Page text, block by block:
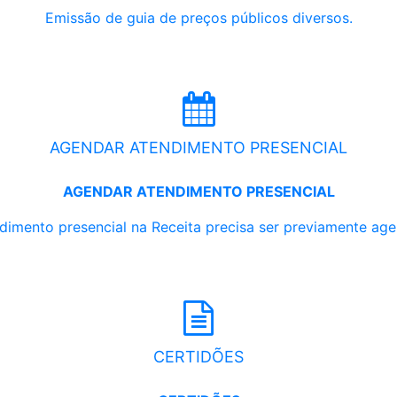
Emissão de guia de preços públicos diversos.
AGENDAR ATENDIMENTO PRESENCIAL
AGENDAR ATENDIMENTO PRESENCIAL
presencial na Receita precisa ser previamente
CERTIDÕES